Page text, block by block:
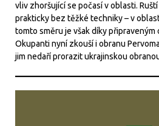
vliv zhoršující se počasí v oblasti.
prakticky bez těžké techniky – v
tomto směru je však díky připraveným
Okupanti nyní zkouší i obranu
jim nedaří prorazit ukrajinskou